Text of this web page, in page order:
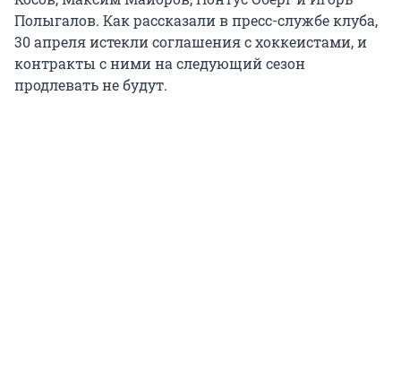
Полыгалов. Как рассказали в пресс-службе клуба,
30 апреля истекли соглашения с хоккеистами, и
контракты с ними на следующий сезон
продлевать не будут.